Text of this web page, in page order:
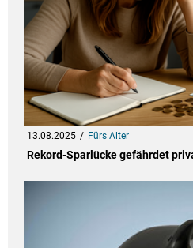
13.08.2025 Fürs Alter
Rekord-Sparlücke gefährdet